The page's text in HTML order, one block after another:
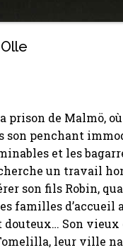
prison de Malmö, où
son penchant
et les
un travail
son fils Robin,
familles d’accueil
Son vieux
leur ville